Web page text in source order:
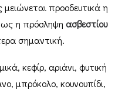
προοδευτικά η
η πρόσληψη ασβεστίου
σημαντική.
κεφίρ, αριάνι, φυτική
μπρόκολο, κουνουπίδι,